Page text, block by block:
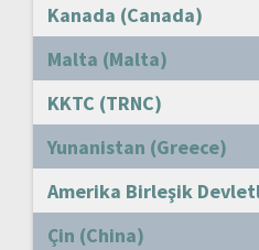
Kanada (Canada)
Malta (Malta)
KKTC (TRNC)
Yunanistan (Greece)
Amerika Birleşik
Çin (China)